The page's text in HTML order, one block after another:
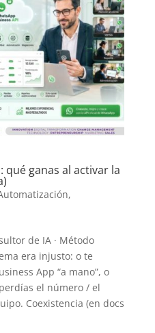
qué ganas al activar la
,
de IA · Método
era injusto: o te
App “a mano”, o
el número / el
Coexistencia (en docs